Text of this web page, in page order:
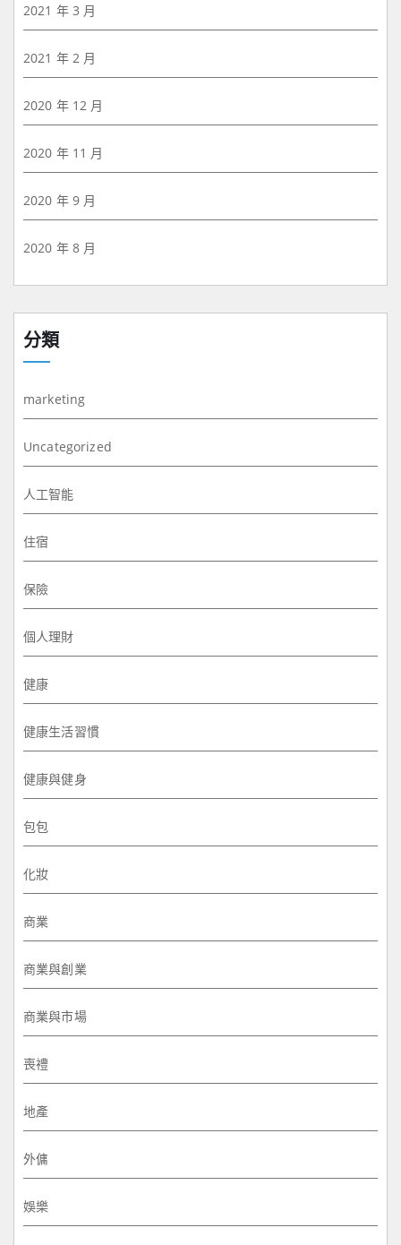
2021 年 3 月
2021 年 2 月
2020 年 12 月
2020 年 11 月
2020 年 9 月
2020 年 8 月
分類
marketing
Uncategorized
人工智能
住宿
保險
個人理財
健康
健康生活習慣
健康與健身
包包
化妝
商業
商業與創業
商業與市場
喪禮
地產
外傭
娛樂